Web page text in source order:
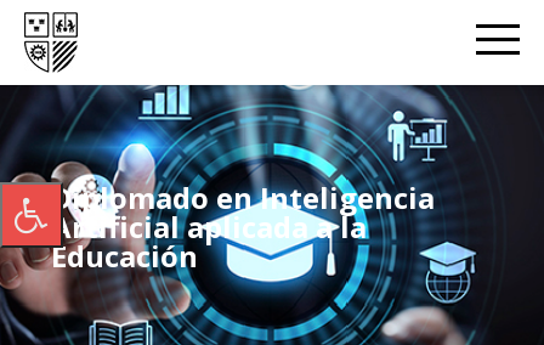
Diplomado en Inteligencia
Artificial aplicada a la
Educación